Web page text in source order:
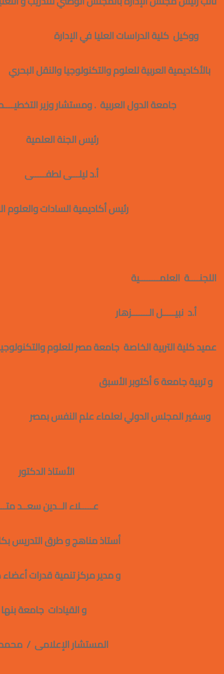
ووكيل كلية الدراسات العليا في الإدارة
بالأكاديمية العربية للعلوم والتكنولوجيا
جامعة الدول العربية . ومستشار وزير
رئيس الجنة
أ.د ليلـــى
رئيس أكاديمية السادات
اللجنــــة العلمــــــــية
أ.د نبيـــــل
عميد كلية التربية الخاصة جامعة مصر للعلوم
و تربية جامعة 6 أكتوبر الأسبق و مستشار وزير التربية والتعليم
وسفير المجلس الدولي لعلماء
الأستاذ الدكتور
عـــــلاء
أستاذ مناهج و طرق التدريس بكلية
و مدير مركز تنمية قدرات أعضاء
و القيادات جامعة
المستشار الإعلامى / محمد